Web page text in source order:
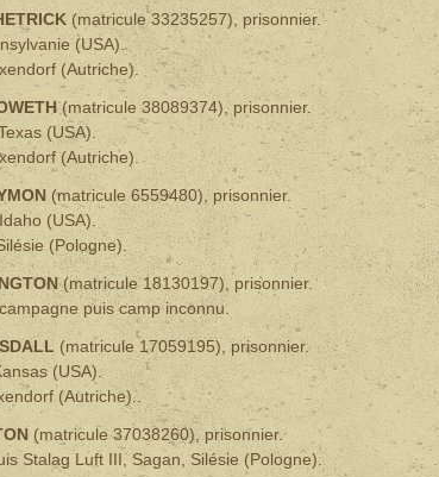
(matricule 33235257), prisonnier.
(USA).
(Autriche).
(matricule 38089374),prisonnier.
(USA).
(Autriche).
(matricule 6559480), prisonnier.
(USA).
(Pologne).
(matricule 18130197), prisonnier.
puis camp inconnu.
(matricule 17059195),prisonnier.
(USA).
(Autriche)..
(matricule 37038260),prisonnier.
Stalag Luft III, Sagan, Silésie (Pologne).